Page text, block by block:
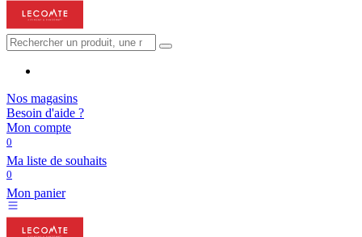
Nos magasins
Besoin d'aide ?
Mon compte
0
Ma liste de souhaits
0
Mon panier